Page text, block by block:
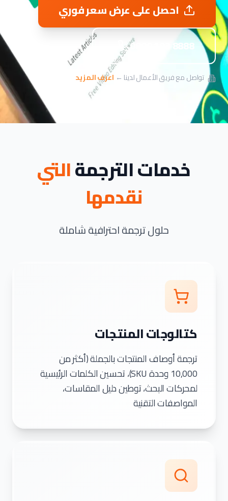
احصل على عرض سعر فوري
0800 193 8888
تواصل مع فريق الأعمال لدينا ← اعرف المزيد
خدمات الترجمةالتي
نقدمها
حلول ترجمة احترافية شاملة
كتالوجات المنتجات
ترجمة أوصاف المنتجات بالجملة (أكثر من
10,000 وحدة SKU)، تحسين الكلمات الرئيسية
لمحركات البحث، توطين دليل المقاسات،
المواصفات التقنية